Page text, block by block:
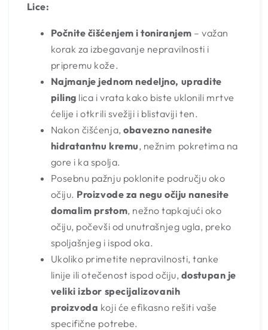
Lice:
Počnite čišćenjem i toniranjem – važan
korak za izbegavanje nepravilnosti i
pripremu kože.
Najmanje jednom nedeljno, upradite
piling lica i vrata kako biste uklonili mrtve
ćelije i otkrili svežiji i blistaviji ten.
Nakon čišćenja,obavezno nanesite
hidratantnu kremu, nežnim pokretima na
gore i ka spolja.
Posebnu pažnju poklonite području oko
očiju. Proizvode za negu očiju nanesite
domalim prstom, nežno tapkajući oko
očiju, počevši od unutrašnjeg ugla, preko
spoljašnjeg i ispod oka.
Ukoliko primetite nepravilnosti, tanke
linije ili otečenost ispod očiju, dostupan je
veliki izbor specijalizovanih
proizvoda koji će efikasno rešiti vaše
specifične potrebe.